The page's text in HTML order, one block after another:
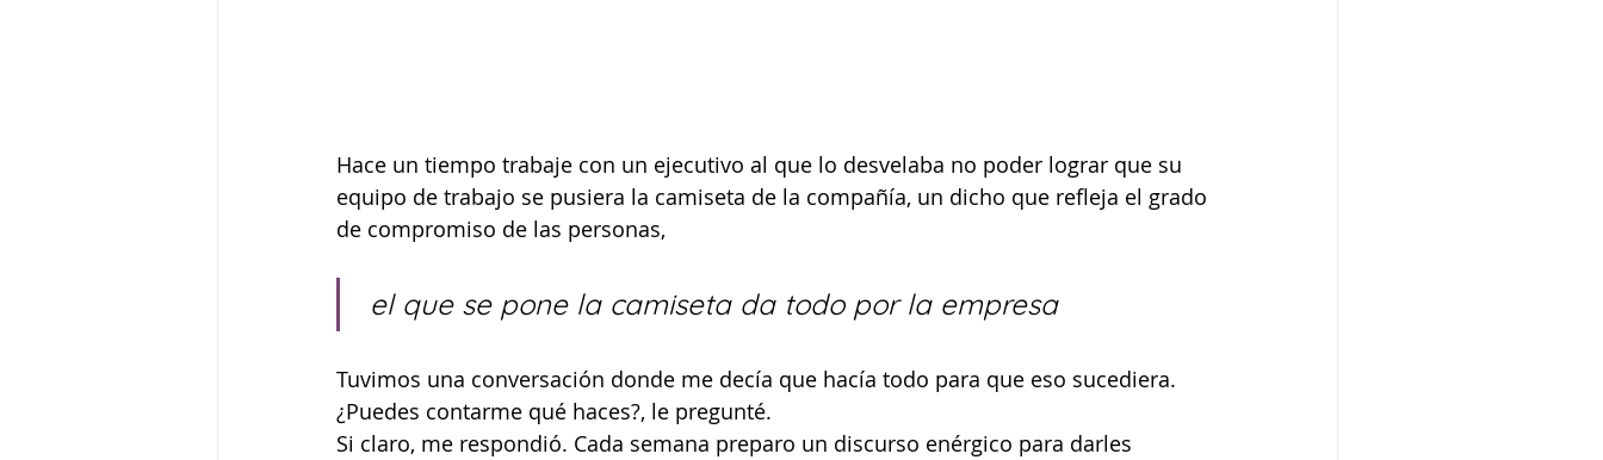
Hace un tiempo trabaje con un ejecutivo al que lo desvelaba no poder lograr que su
equipo de trabajo se pusiera la camiseta de la compañía, un dicho que refleja el grado
de compromiso de las personas,
el que se pone la camiseta da todo por la empresa
Tuvimos una conversación donde me decía que hacía todo para que eso sucediera.
¿Puedes contarme qué haces?, le pregunté.
Si claro, me respondió. Cada semana preparo un discurso enérgico para darles